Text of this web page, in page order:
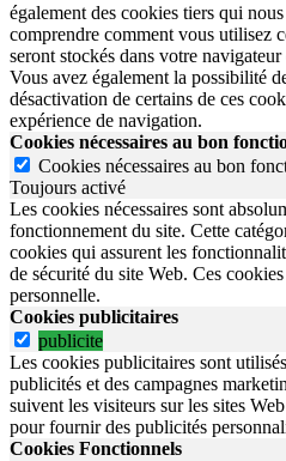
également des cookies tiers qui
comprendre comment vous utilisez
seront stockés dans votre
Vous avez également la possibilité
désactivation de certains de ces
expérience de navigation.
Cookies nécessaires au bon
Cookies nécessaires au bon
Toujours activé
Les cookies nécessaires sont
fonctionnement du site. Cette
cookies qui assurent les
de sécurité du site Web. Ces
personnelle.
Cookies publicitaires
publicite
Les cookies publicitaires sont
publicités et des campagnes
suivent les visiteurs sur les sites
pour fournir des publicités
Cookies Fonctionnels